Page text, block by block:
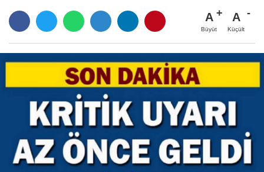
A
Büyüt
A
Küçült